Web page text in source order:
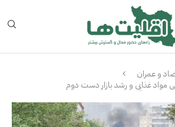
و عمران
مواد غذایی و رشد بازار دست دوم